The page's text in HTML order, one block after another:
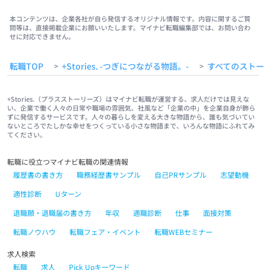
本コンテンツは、企業各社が自ら発信するオリジナル情報です。内容に関するご質
問等は、直接掲載企業にお願いいたします。マイナビ転職編集部では、お問い合わ
せに対応できません。
転職TOP > +Stories. -つぎにつながる物語。- > すべてのスト
+Stories.（プラスストーリーズ）はマイナビ転職が運営する、求人だけでは見えな
い、企業で働く人々の日常や職場の雰囲気、社風など「企業の中」を企業自身が飾ら
ずに発信するサービスです。人々の暮らしを変える大きな物語から、誰も気づいてい
ないところでたしかな幸せをつくっている小さな物語まで、いろんな物語にふれてみ
てください。
転職に役立つマイナビ転職の関連情報
履歴書の書き方
職務経歴書サンプル 自己PRサンプル
志望動機
適性診断
Uターン
退職願・退職届の書き方
年収 適職診断 仕事
面接対策
転職ノウハウ
転職フェア・イベント 転職WEBセミナー
求人検索
転職
求人 Pick Upキーワード